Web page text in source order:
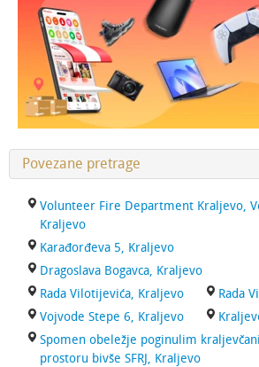
Povezane pretrage
Volunteer Fire Department Kraljevo,
Kraljevo
Karađorđeva 5, Kraljevo
Dragoslava Bogavca, Kraljevo
Rada Vilotijevića, Kraljevo
Rada
Vojvode Stepe 6, Kraljevo
Spomen obeležje poginulim
prostoru bivše SFRJ, Kraljevo